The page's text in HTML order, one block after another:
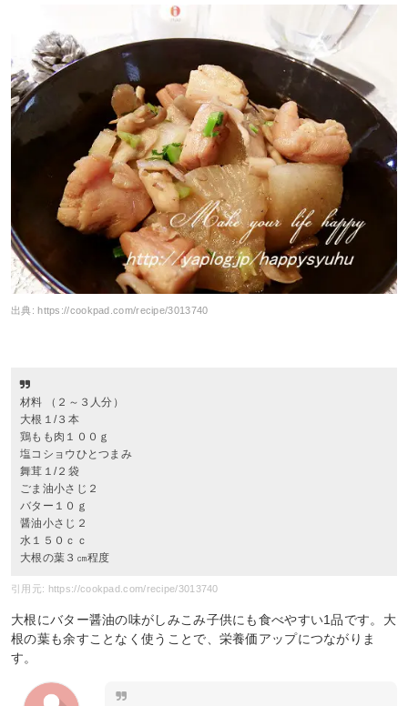
出典: https://cookpad.com/recipe/3013740
材料 （２～３人分）
大根１/３本
鶏もも肉１００ｇ
塩コショウひとつまみ
舞茸１/２袋
ごま油小さじ２
バター１０ｇ
醤油小さじ２
水１５０ｃｃ
大根の葉３㎝程度
引用元: https://cookpad.com/recipe/3013740
大根にバター醤油の味がしみこみ子供にも食べやすい1品です。大
根の葉も余すことなく使うことで、栄養価アップにつながりま
す。